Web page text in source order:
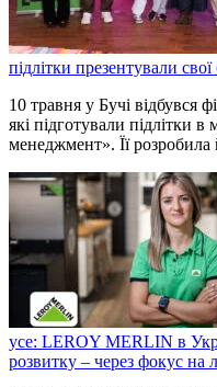
підлітки презентували свої
10 травня у Бучі відбувся
які підготували підлітки
менеджмент». Її
усе: LEROY MERLIN в
розвитку – через фокус на